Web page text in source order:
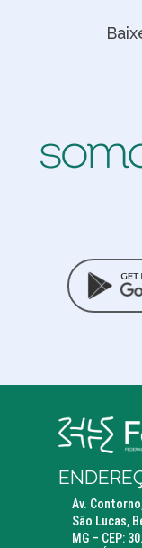
Av.
São Lucas,
MG – CEP: